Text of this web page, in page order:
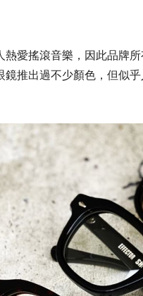
愛搖滾音樂，因此品牌所
推出過不少顏色，但似